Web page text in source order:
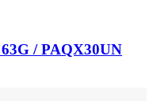
/ PAQX30UN